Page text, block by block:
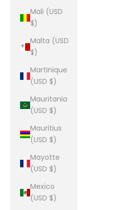
Mali (USD
$)
Malta (USD
$)
Martinique
(USD $)
Mauritania
(USD $)
Mauritius
(USD $)
Mayotte
(USD $)
Mexico
(USD $)